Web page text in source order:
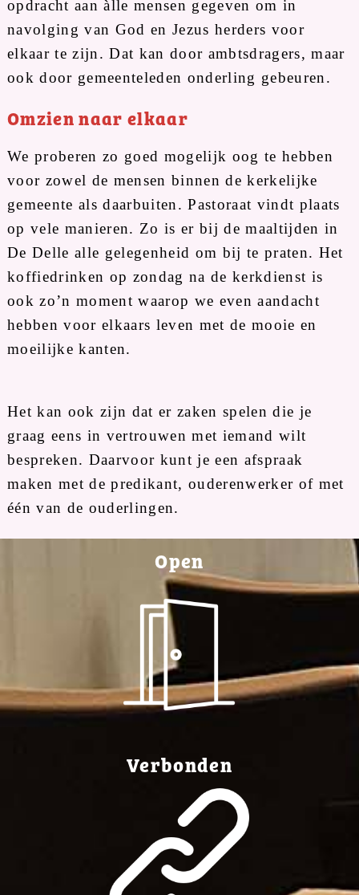
opdracht aan àlle mensen gegeven om in
navolging van God en Jezus herders voor
elkaar te zijn. Dat kan door ambtsdragers, maar
ook door gemeenteleden onderling gebeuren.
Omzien naar elkaar
We proberen zo goed mogelijk oog te hebben
voor zowel de mensen binnen de kerkelijke
gemeente als daarbuiten. Pastoraat vindt plaats
op vele manieren. Zo is er bij de maaltijden in
De Delle alle gelegenheid om bij te praten. Het
koffiedrinken op zondag na de kerkdienst is
ook zo’n moment waarop we even aandacht
hebben voor elkaars leven met de mooie en
moeilijke kanten.
Het kan ook zijn dat er zaken spelen die je
graag eens in vertrouwen met iemand wilt
bespreken. Daarvoor kunt je een afspraak
maken met de predikant, ouderenwerker of met
één van de ouderlingen.
Open
Verbonden